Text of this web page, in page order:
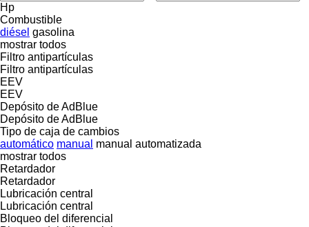
Hp
Combustible
diésel gasolina
mostrar todos
Filtro antipartículas
Filtro antipartículas
EEV
EEV
Depósito de AdBlue
Depósito de AdBlue
Tipo de caja de cambios
automático manual manual automatizada
mostrar todos
Retardador
Retardador
Lubricación central
Lubricación central
Bloqueo del diferencial